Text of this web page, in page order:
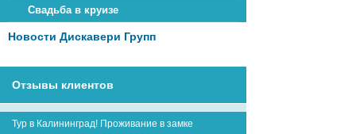
Свадьба в круизе
Новости Дискавери Групп
Отзывы клиентов
Тур в Калининград! Проживание в замке